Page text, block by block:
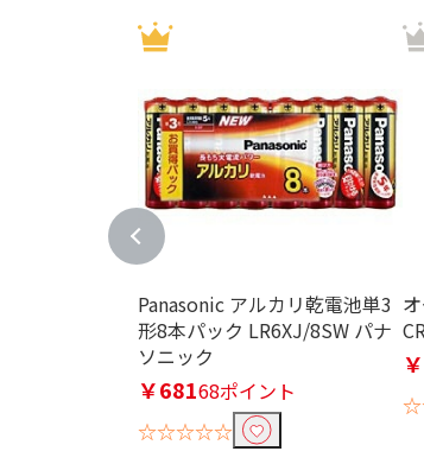
対応プリンタで絞り
印刷対応面(プリン
片面
宛名・表示ラベル
入数で絞り込む
Panasonic アルカリ乾電池単3
形8本パック LR6XJ/8SW パナ
ソニック
￥68168ポイント
☆☆☆☆☆